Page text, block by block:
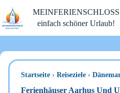
Inhalt
springen
MEINFERIENSCHLOSS
einfach schöner Urlaub!
Startseite › Reiseziele ›
Ferienhäuser Aarhus Und